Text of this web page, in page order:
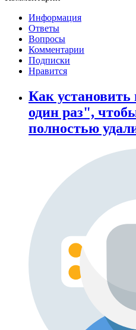
Информация
Ответы
Вопросы
Комментарии
Подписки
Нравится
Как
один раз",
полностью